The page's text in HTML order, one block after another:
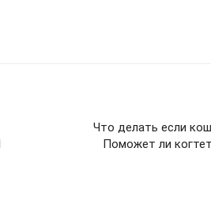
Что делать если
Поможет ли